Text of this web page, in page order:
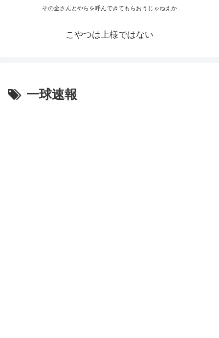
その金さんとやらを呼んできてもらおうじゃねえか
こやつは上様ではない
一球速報